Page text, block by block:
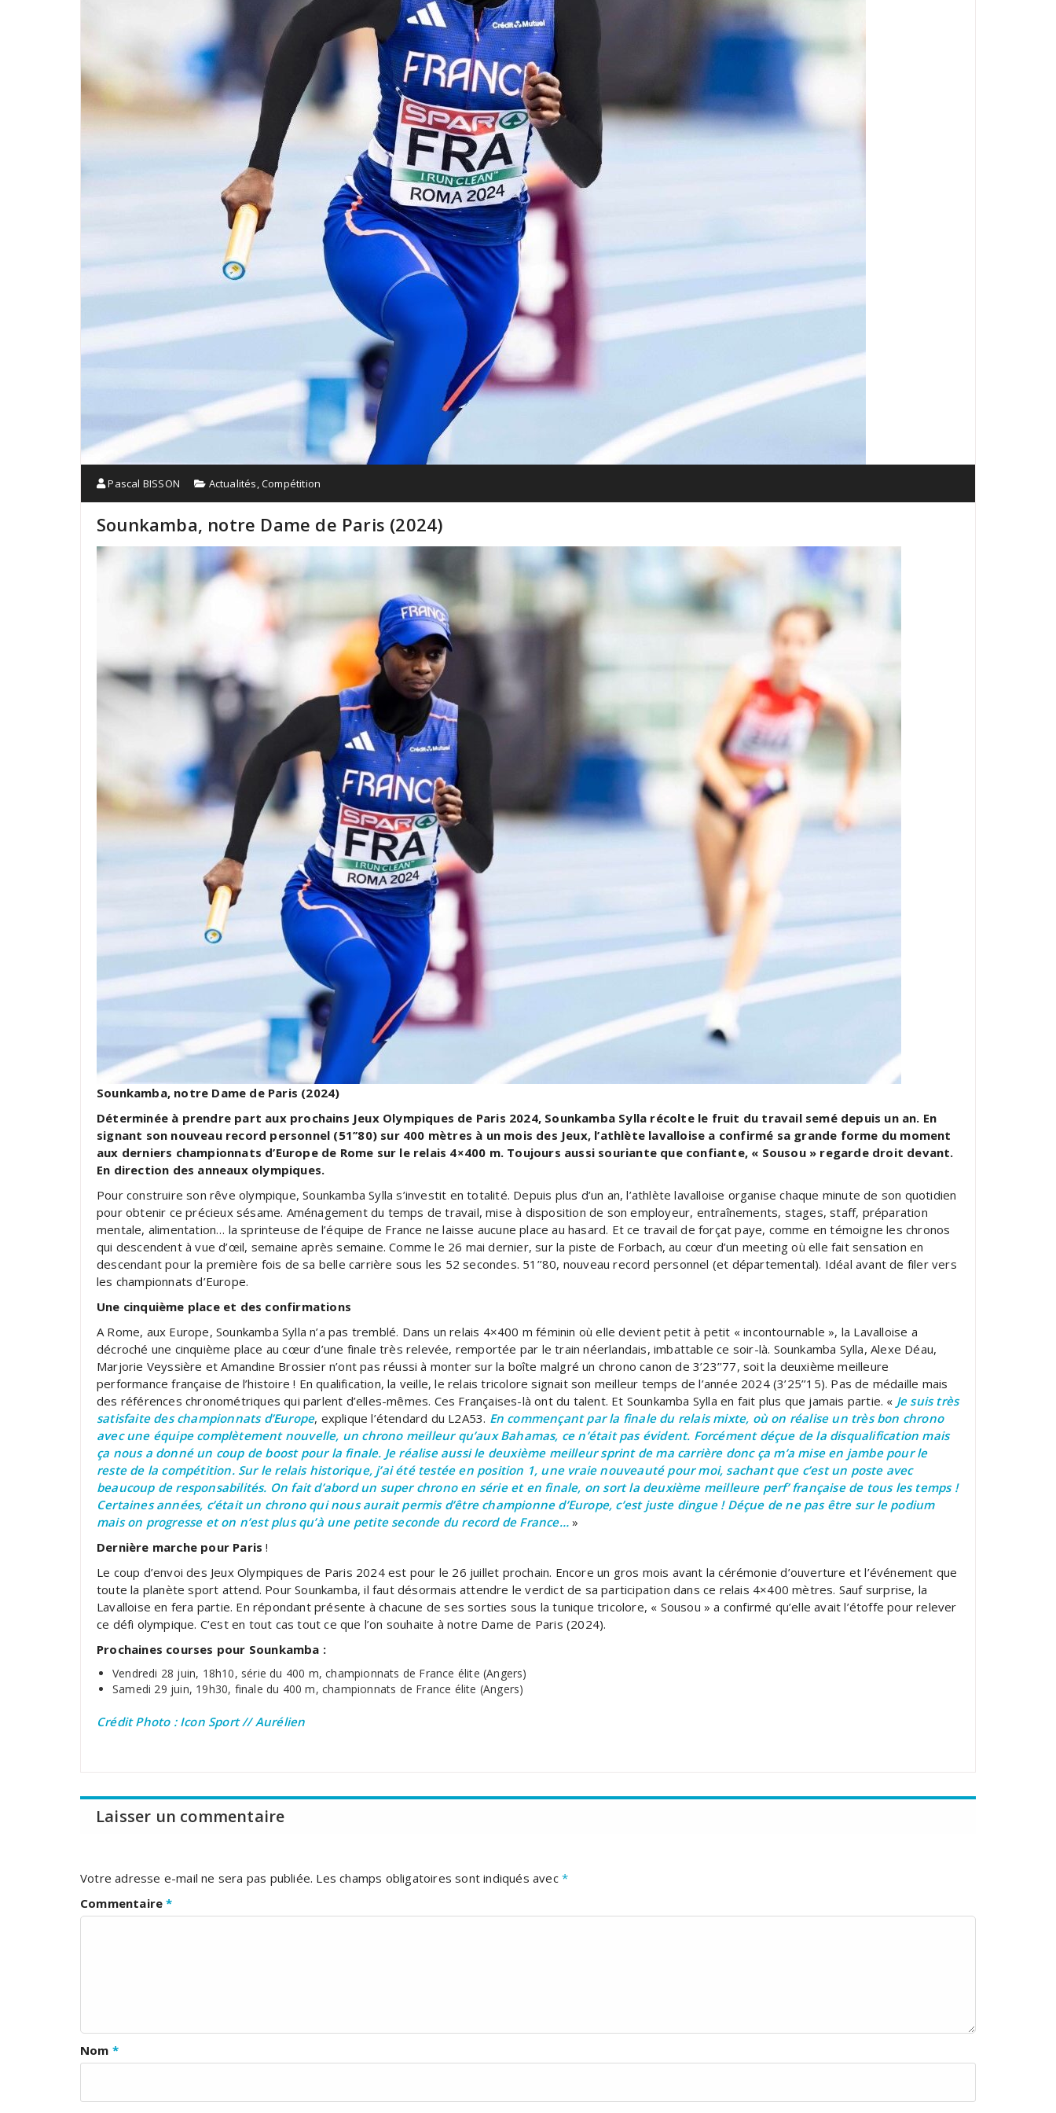
Pascal BISSON Actualités,Compétition
Sounkamba, notre Dame de Paris (2024)
Sounkamba, notre Dame de Paris (2024)
Déterminée à prendre part aux prochains Jeux Olympiques de Paris 2024, Sounkamba Sylla récolte le fruit du travail semé depuis un an. En
signant son nouveau record personnel (51’’80) sur 400 mètres à un mois des Jeux, l’athlète lavalloise a confirmé sa grande forme du moment
aux derniers championnats d’Europe de Rome sur le relais 4×400 m. Toujours aussi souriante que confiante, « Sousou » regarde droit devant.
En direction des anneaux olympiques.
Pour construire son rêve olympique, Sounkamba Sylla s’investit en totalité. Depuis plus d’un an, l’athlète lavalloise organise chaque minute de son quotidien
pour obtenir ce précieux sésame. Aménagement du temps de travail, mise à disposition de son employeur, entraînements, stages, staff, préparation
mentale, alimentation… la sprinteuse de l’équipe de France ne laisse aucune place au hasard. Et ce travail de forçat paye, comme en témoigne les chronos
qui descendent à vue d’œil, semaine après semaine. Comme le 26 mai dernier, sur la piste de Forbach, au cœur d’un meeting où elle fait sensation en
descendant pour la première fois de sa belle carrière sous les 52 secondes. 51’’80, nouveau record personnel (et départemental). Idéal avant de filer vers
les championnats d’Europe.
Une cinquième place et des confirmations
A Rome, aux Europe, Sounkamba Sylla n’a pas tremblé. Dans un relais 4×400 m féminin où elle devient petit à petit « incontournable », la Lavalloise a
décroché une cinquième place au cœur d’une finale très relevée, remportée par le train néerlandais, imbattable ce soir-là. Sounkamba Sylla, Alexe Déau,
Marjorie Veyssière et Amandine Brossier n’ont pas réussi à monter sur la boîte malgré un chrono canon de 3’23’’77, soit la deuxième meilleure
performance française de l’histoire ! En qualification, la veille, le relais tricolore signait son meilleur temps de l’année 2024 (3’25’’15). Pas de médaille mais
des références chronométriques qui parlent d’elles-mêmes. Ces Françaises-là ont du talent. Et Sounkamba Sylla en fait plus que jamais partie. « Je suis très
satisfaite des championnats d’Europe, explique l’étendard du L2A53. En commençant par la finale du relais mixte, où on réalise un très bon chrono
avec une équipe complètement nouvelle, un chrono meilleur qu’aux Bahamas, ce n’était pas évident. Forcément déçue de la disqualification mais
ça nous a donné un coup de boost pour la finale. Je réalise aussi le deuxième meilleur sprint de ma carrière donc ça m’a mise en jambe pour le
reste de la compétition. Sur le relais historique, j’ai été testée en position 1, une vraie nouveauté pour moi, sachant que c’est un poste avec
beaucoup de responsabilités. On fait d’abord un super chrono en série et en finale, on sort la deuxième meilleure perf’ française de tous les temps !
Certaines années, c’était un chrono qui nous aurait permis d’être championne d’Europe, c’est juste dingue ! Déçue de ne pas être sur le podium
mais on progresse et on n’est plus qu’à une petite seconde du record de France…»
Dernière marche pour Paris !
Le coup d’envoi des Jeux Olympiques de Paris 2024 est pour le 26 juillet prochain. Encore un gros mois avant la cérémonie d’ouverture et l’événement que
toute la planète sport attend. Pour Sounkamba, il faut désormais attendre le verdict de sa participation dans ce relais 4×400 mètres. Sauf surprise, la
Lavalloise en fera partie. En répondant présente à chacune de ses sorties sous la tunique tricolore, « Sousou » a confirmé qu’elle avait l’étoffe pour relever
ce défi olympique. C’est en tout cas tout ce que l’on souhaite à notre Dame de Paris (2024).
Prochaines courses pour Sounkamba :
Vendredi 28 juin, 18h10, série du 400 m, championnats de France élite (Angers)
Samedi 29 juin, 19h30, finale du 400 m, championnats de France élite (Angers)
Crédit Photo : Icon Sport // Aurélien
Laisser un commentaire
Votre adresse e-mail ne sera pas publiée. Les champs obligatoires sont indiqués avec*
Commentaire*
Nom *